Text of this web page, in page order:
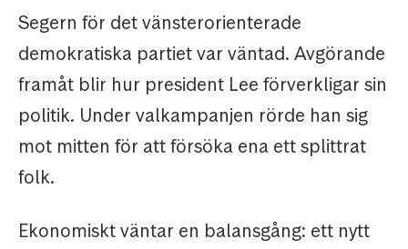
Segern för det vänsterorienterade
demokratiska partiet var väntad. Avgörande
framåt blir hur president Lee förverkligar sin
politik. Under valkampanjen rörde han sig
mot mitten för att försöka ena ett splittrat
folk.
Ekonomiskt väntar en balansgång: ett nytt